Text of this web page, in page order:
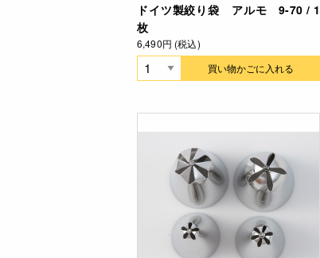
ドイツ製絞り袋 アルモ 9-70 / 1
枚
6,490円 (税込)
買い物かごに入れる